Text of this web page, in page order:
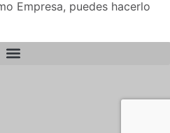
Empresa, puedes hacerlo